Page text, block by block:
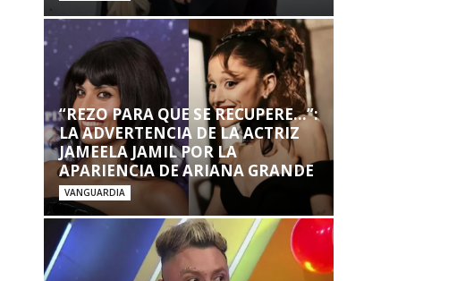
“REZO PARA QUE SE RECUPERE…”:
LA ADVERTENCIA DE LA ACTRIZ
JAMEELA JAMIL POR LA
APARIENCIA DE ARIANA GRANDE
VANGUARDIA